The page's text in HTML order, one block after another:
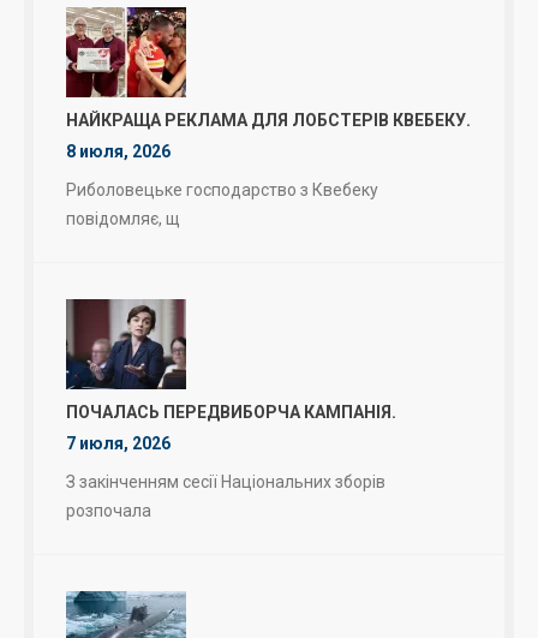
НАЙКРАЩА РЕКЛАМА ДЛЯ ЛОБСТЕРІВ КВЕБЕКУ.
8 июля, 2026
Риболовецьке господарство з Квебеку
повідомляє, щ
ПОЧАЛАСЬ ПЕРЕДВИБОРЧА КАМПАНІЯ.
7 июля, 2026
З закінченням сесії Національних зборів
розпочала